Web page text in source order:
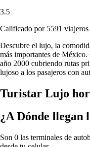
3.5
Calificado por 5591 viajeros
Descubre el lujo, la
más importantes de
año 2000 cubriendo rutas
lujoso a los pasajeros con
Turistar Lujo
¿A Dónde llegan
Son 0 las terminales de